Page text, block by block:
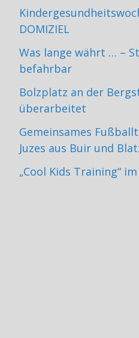
DOMIZIEL
Was lange währt … –
befahrbar
Bolzplatz an der
überarbeitet
Gemeinsames
Juzes aus Buir und
„Cool Kids Training“